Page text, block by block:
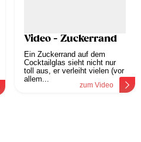
Video - Zuckerrand
Ein Zuckerrand auf dem
Cocktailglas sieht nicht nur
toll aus, er verleiht vielen (vor
allem...
zum Video